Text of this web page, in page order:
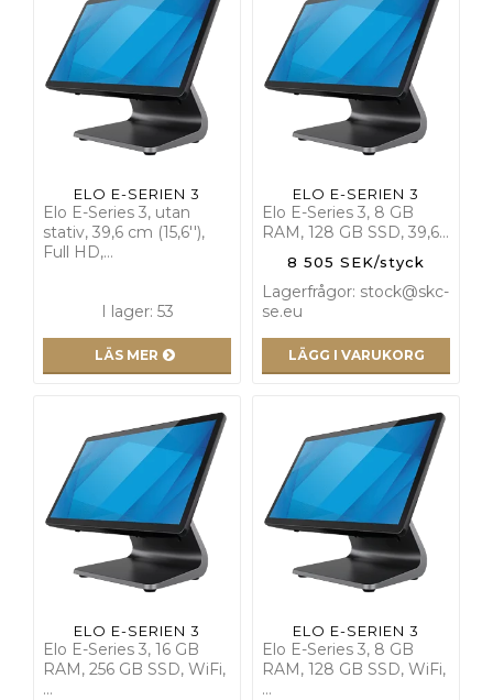
ELO E-SERIEN 3
Elo E-Series 3, utan
stativ, 39,6 cm (15,6''),
Full HD,…
I lager: 53
LÄS MER
ELO E-SERIEN 3
Elo E-Series 3, 8 GB
RAM, 128 GB SSD, 39,6…
8 505 SEK/styck
Lagerfrågor: stock@skc-
se.eu
LÄGG I VARUKORG
ELO E-SERIEN 3
Elo E-Series 3, 16 GB
RAM, 256 GB SSD, WiFi,
…
ELO E-SERIEN 3
Elo E-Series 3, 8 GB
RAM, 128 GB SSD, WiFi,
…